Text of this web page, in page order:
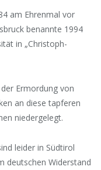
am Ehrenmal vor
benannte 1994
in „Christoph-
Ermordung von
an diese tapferen
niedergelegt.
leider in Südtirol
deutschen Widerstand